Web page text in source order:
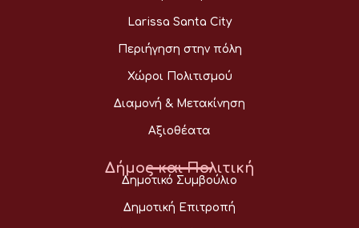
Larissa Santa City
Περιήγηση στην πόλη
Χώροι Πολιτισμού
Διαμονή & Μετακίνηση
Αξιοθέατα
Δήμος και Πολιτική
Δημοτικό Συμβούλιο
Δημοτική Επιτροπή